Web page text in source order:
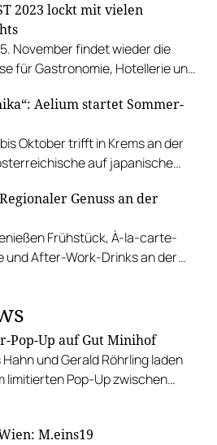
2023 lockt mit vielen
November findet wieder die
für Gastronomie, Hotellerie und
Aelium startet Sommer-
Oktober trifft in Krems an der
auf japanische
Genuss an der
Frühstück, À-la-carte-
und After-Work-Drinks an der
Pop-Up auf Gut Minihof
und Gerald Röhrling laden
limitierten Pop-Up zwischen
M.eins19